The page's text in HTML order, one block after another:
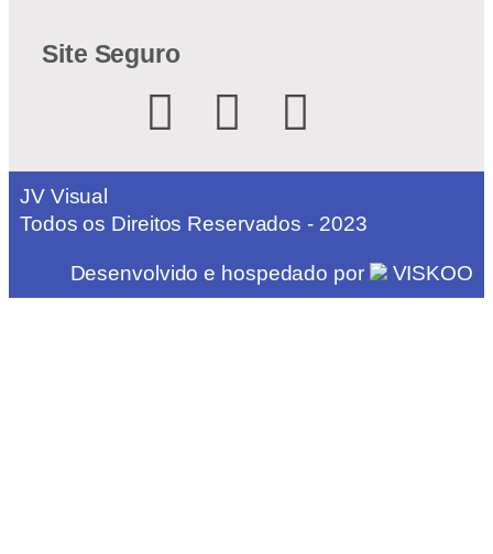
Site Seguro
JV Visual
Todos os Direitos Reservados - 2023
Desenvolvido e hospedado por VISKOO